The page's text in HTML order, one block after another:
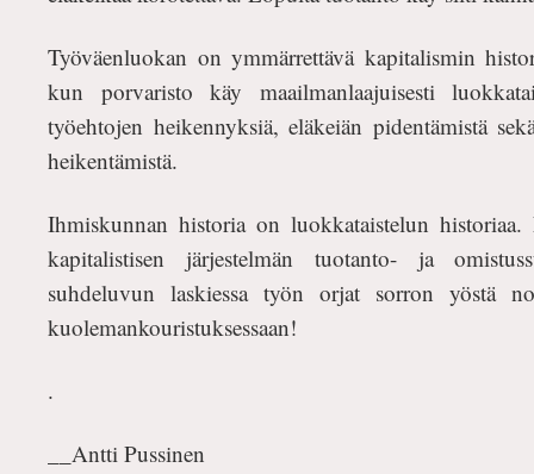
Työväenluokan on ymmärrettävä kapitalismin
kun porvaristo käy maailmanlaajuisesti
työehtojen heikennyksiä, eläkeiän pidentämistä
heikentämistä.
Ihmiskunnan historia on luokkataistelun
kapitalistisen järjestelmän tuotanto- ja
suhdeluvun laskiessa työn orjat sorron yöstä
kuolemankouristuksessaan!
.
__Antti Pussinen